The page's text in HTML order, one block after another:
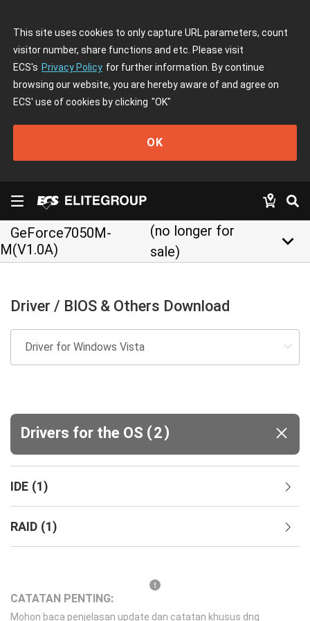
This site uses cookies to only capture URL parameters, count
visitor number, share functions and etc. Please visit
ECS's Privacy Policy for further information. By continue
browsing our website, you are hereby aware of and agree on
ECS' use of cookies by clicking "OK"
OK
GeForce7050M-
M(V1.0A)
(no longer for
sale)
keyboard_arrow_down
Driver / BIOS & Others Download
Drivers for the OS (2)
IDE (1)
RAID (1)
CATATAN PENTING:
Mohon baca penjelasan update dan catatan khusus dng